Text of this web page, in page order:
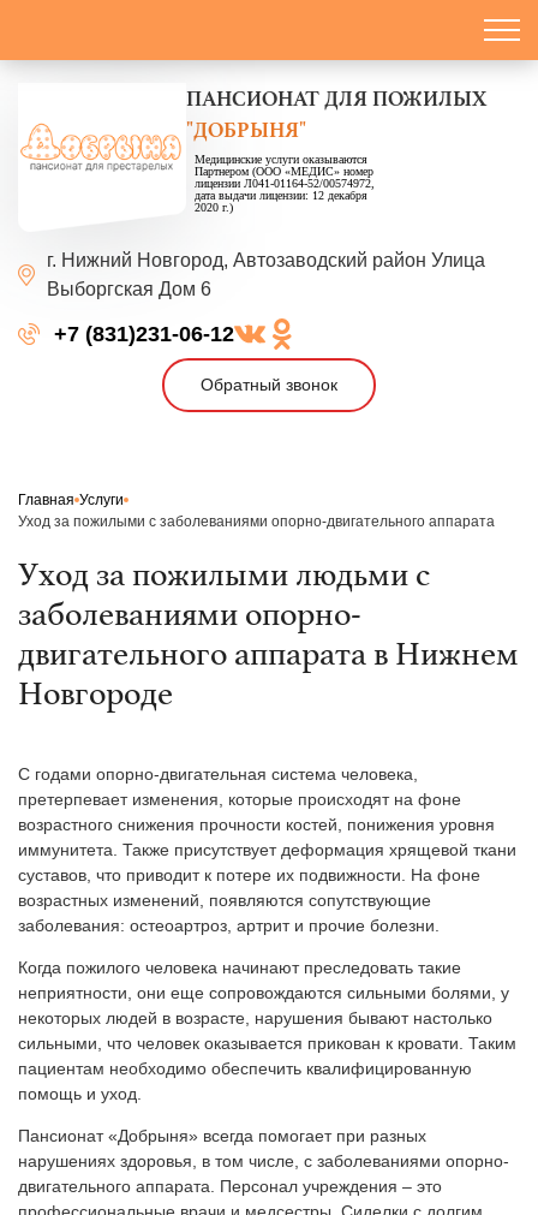
ПАНСИОНАТ ДЛЯ ПОЖИЛЫХ
"ДОБРЫНЯ"
Медицинские услуги оказываются
Партнером (ООО «МЕДИС» номер
лицензии Л041-01164-52/00574972,
дата выдачи лицензии: 12 декабря
2020 г.)
г. Нижний Новгород, Автозаводский район Улица
Выборгская Дом 6
+7 (831)231-06-12
Обратный звонок
Главная Услуги
Уход за пожилыми с заболеваниями опорно-двигательного аппарата
Уход за пожилыми людьми с
заболеваниями опорно-
двигательного аппарата в Нижнем
Новгороде
С годами опорно-двигательная система человека,
претерпевает изменения, которые происходят на фоне
возрастного снижения прочности костей, понижения уровня
иммунитета. Также присутствует деформация хрящевой ткани
суставов, что приводит к потере их подвижности. На фоне
возрастных изменений, появляются сопутствующие
заболевания: остеоартроз, артрит и прочие болезни.
Когда пожилого человека начинают преследовать такие
неприятности, они еще сопровождаются сильными болями, у
некоторых людей в возрасте, нарушения бывают настолько
сильными, что человек оказывается прикован к кровати. Таким
пациентам необходимо обеспечить квалифицированную
помощь и уход.
Пансионат «Добрыня» всегда помогает при разных
нарушениях здоровья, в том числе, с заболеваниями опорно-
двигательного аппарата. Персонал учреждения – это